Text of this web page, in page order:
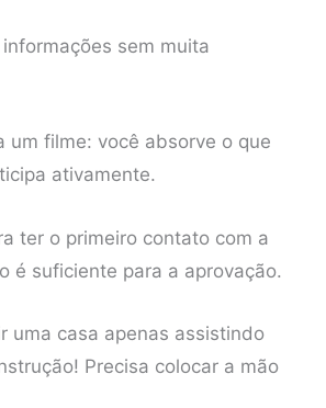
sem muita
um filme: você absorve o que
ativamente.
ter o primeiro contato com a
é suficiente para a aprovação.
uma casa apenas assistindo
Precisa colocar a mão